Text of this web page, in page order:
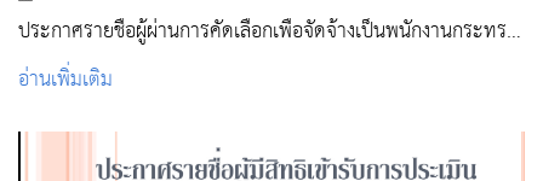
ประกาศรายชื่อผู้ผ่านการคัดเลือกเพื่อจัดจ้างเป็นพนักงานกระทรวง
สาธารณสุข
อ่านเพิ่มเติม